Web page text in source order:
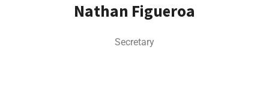
Nathan Figueroa
Secretary